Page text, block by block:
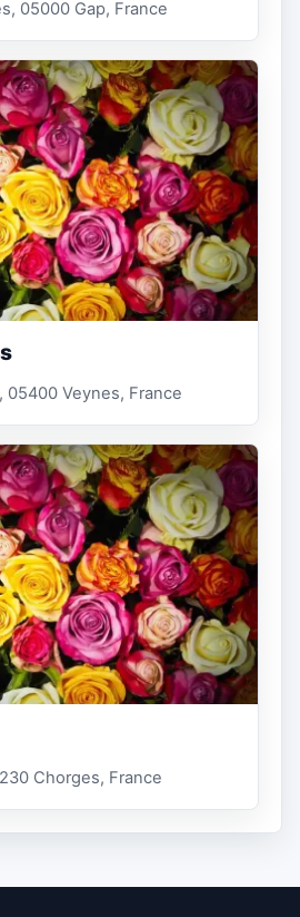
05000 Gap, France
05400 Veynes, France
Chorges, France